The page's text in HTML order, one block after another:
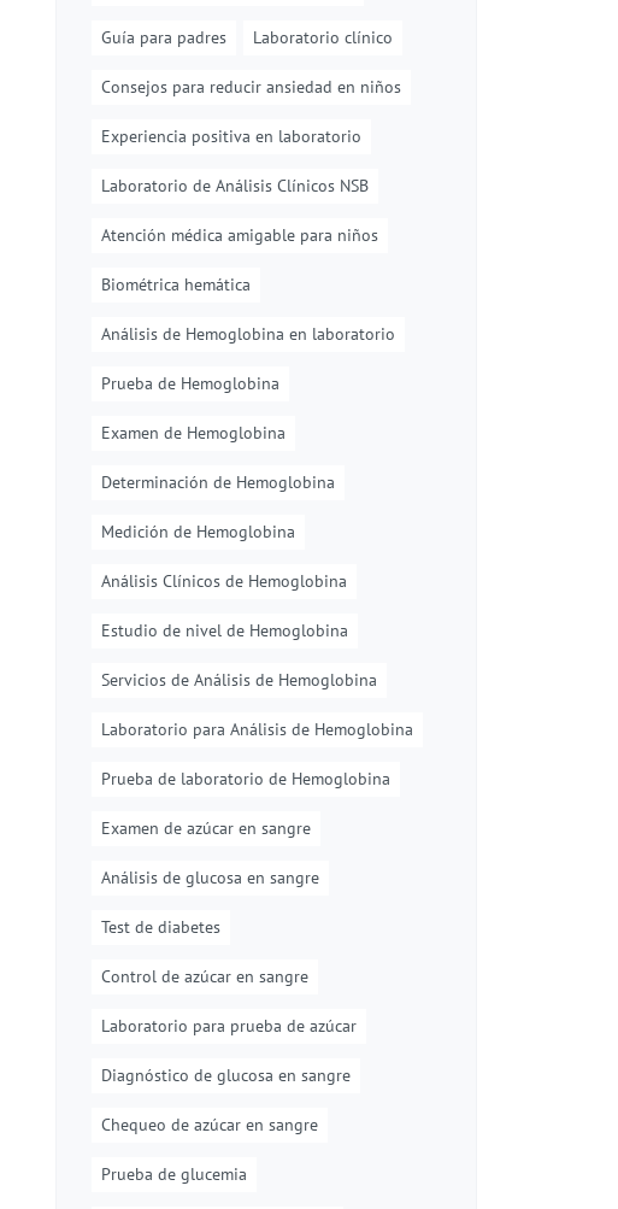
Guía para padres Laboratorio clínico
Consejos para reducir ansiedad en niños
Experiencia positiva en laboratorio
Laboratorio de Análisis Clínicos NSB
Atención médica amigable para niños
Biométrica hemática
Análisis de Hemoglobina en laboratorio
Prueba de Hemoglobina
Examen de Hemoglobina
Determinación de Hemoglobina
Medición de Hemoglobina
Análisis Clínicos de Hemoglobina
Estudio de nivel de Hemoglobina
Servicios de Análisis de Hemoglobina
Laboratorio para Análisis de Hemoglobina
Prueba de laboratorio de Hemoglobina
Examen de azúcar en sangre
Análisis de glucosa en sangre
Test de diabetes
Control de azúcar en sangre
Laboratorio para prueba de azúcar
Diagnóstico de glucosa en sangre
Chequeo de azúcar en sangre
Prueba de glucemia